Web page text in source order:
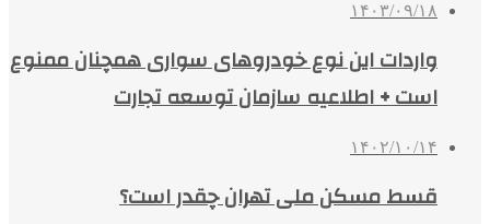
۱۴۰۳/۰۹/۱۸
واردات این نوع خودروهای سواری همچنان ممنوع
است + اطلاعیه سازمان توسعه تجارت
۱۴۰۲/۱۰/۱۴
قسط مسکن ملی تهران چقدر است؟